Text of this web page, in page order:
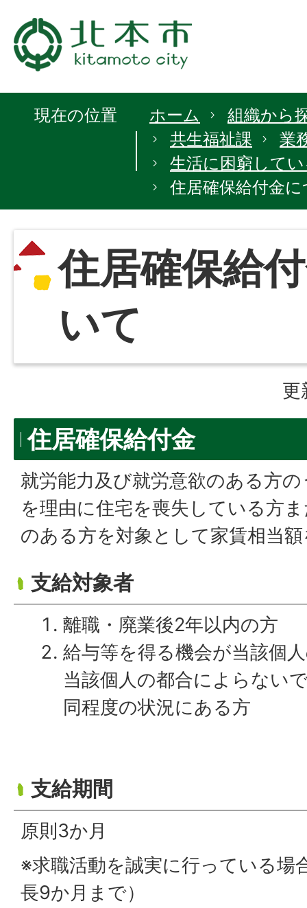
現在の位置 ホーム
組織から
共生福祉課
業
生活に困窮して
住居確保給付金
住居確保給
いて
更
住居確保給付金
就労能力及び就労意欲のある方
を理由に住宅を喪失している方
のある方を対象として家賃相当
支給対象者
離職・廃業後2年以内の方
給与等を得る機会が当該個
当該個人の都合によらない
同程度の状況にある方
支給期間
原則3か月
※求職活動を誠実に行っている場
長9か月まで）